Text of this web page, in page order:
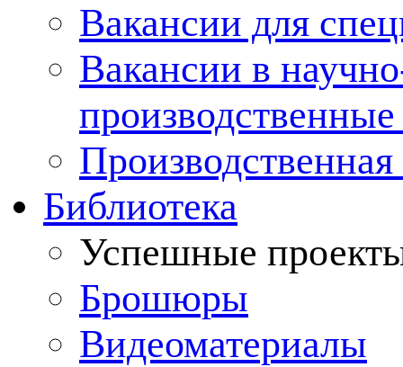
Вакансии для
Вакансии в
Производственная
Библиотека
Успешные
Брошюры
Видеоматериалы